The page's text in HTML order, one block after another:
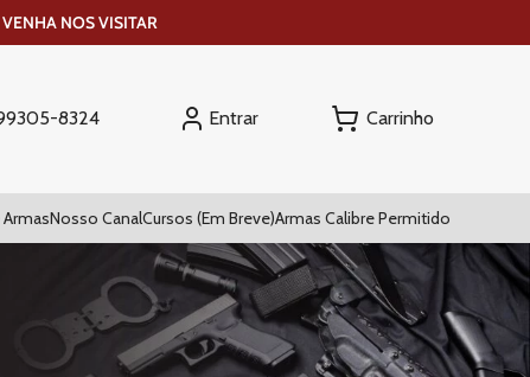
NOS VISITAR
8324 Entrar
Nosso CanalCursos (Em Breve)Armas Calibre Permitido